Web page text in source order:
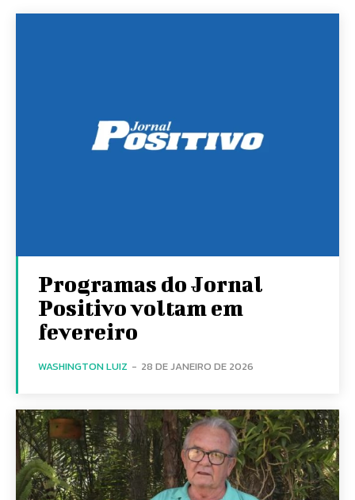
Programas do Jornal
Positivo voltam em
fevereiro
WASHINGTON LUIZ - 28 DE JANEIRO DE 2026